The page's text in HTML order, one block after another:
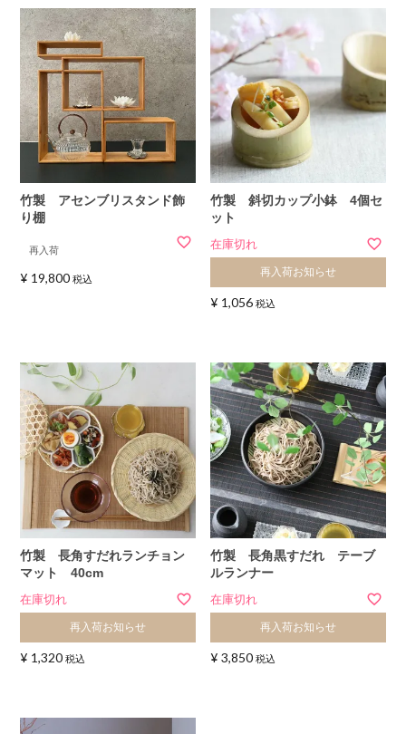
竹製 アセンブリスタンド飾
り棚
再入荷
¥ 19,800 税込
竹製 斜切カップ小鉢 4個セ
ット
在庫切れ
再入荷お知らせ
¥ 1,056 税込
竹製 長角すだれランチョン
マット 40cm
在庫切れ
再入荷お知らせ
¥ 1,320 税込
竹製 長角黒すだれ テーブ
ルランナー
在庫切れ
再入荷お知らせ
¥ 3,850 税込